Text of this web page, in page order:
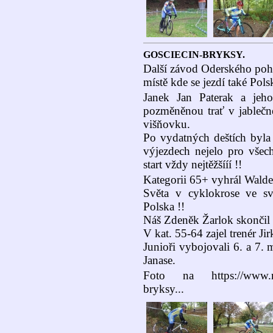
GOSCIECIN-BRYKSY.
Další závod Oderského
místě kde se jezdí také
Janek Jan Paterak a
pozměněnou trať v
višňovku.
Po vydatných deštích
výjezdech nejelo pro
start vždy nejtěžšííí !!
Kategorii 65+ vyhrál
Světa v cyklokrose ve
Polska !!
Náš Zdeněk Žarlok skončil
V kat. 55-64 zajel trenér
Junioři vybojovali 6. a 7.
Janase.
Foto na https://
bryksy...